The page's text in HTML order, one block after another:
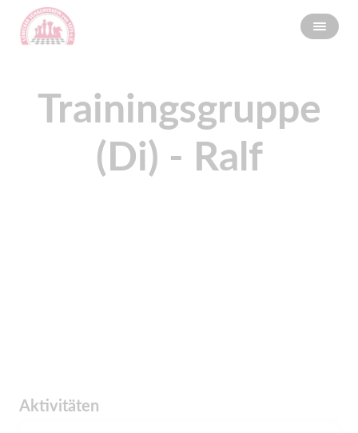
Trainingsgruppe
(Di) - Ralf
Aktivitäten